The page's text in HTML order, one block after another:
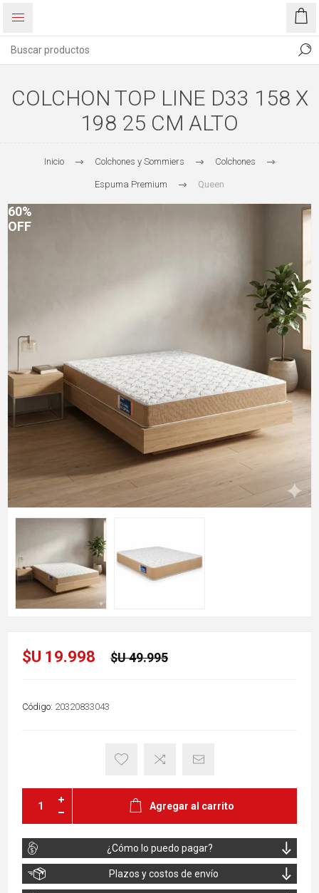
COLCHON TOP LINE D33 158 X
198 25 CM ALTO
Inicio Colchones y Sommiers Colchones
Espuma Premium Queen
60%
OFF
$U 19.998 $U 49.995
Código: 20320833043
Agregar al carrito
¿Cómo lo puedo pagar?
Plazos y costos de envío